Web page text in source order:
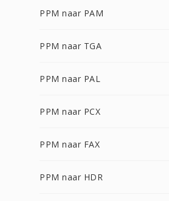
PPM naar PAM
PPM naar TGA
PPM naar PAL
PPM naar PCX
PPM naar FAX
PPM naar HDR